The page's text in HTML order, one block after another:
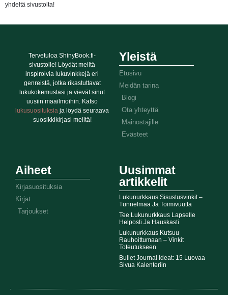
yhdeltä sivustolta!
Tervetuloa ShinyBook.fi-
sivustolle! Löydät meiltä
inspiroivia lukuvinkkejä eri
genreistä, jotka rikastuttavat
lukukokemustasi ja vievät sinut
uusiin maailmoihin. Katso
lukusuosituksia ja löydä seuraava
suosikkikirjasi meiltä!
Yleistä
Etusivu
Meidän tarina
Blogi
Ota yhteyttä
Mainostajille
Evästeet
Aiheet
Kirjasuosituksia
Kirjat
Tarjoukset
Uusimmat
artikkelit
Lukunurkkaus Sisustusvinkit –
Tunnelmaa Ja Toimivuutta
Tee Lukunurkkaus Lapselle
Helposti Ja Hauskasti
Lukunurkkaus Kutsuu
Rauhoittumaan – Vinkit
Toteutukseen
Bullet Journal Ideat: 15 Luovaa
Sivua Kalenteriin